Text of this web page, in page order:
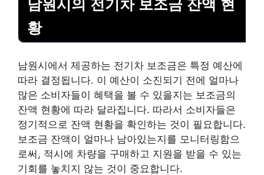
남원시의 전기차 보조금 잔액 현
황
남원시에서 제공하는 전기차 보조금은 특정 예산에
따라 결정됩니다. 이 예산이 소진되기 전에 얼마나
많은 소비자들이 혜택을 볼 수 있을지는 보조금의
잔액 현황에 따라 달라집니다. 따라서 소비자들은
정기적으로 잔액 현황을 확인하는 것이 필요합니다.
보조금 잔액이 얼마나 남아있는지를 모니터링함으
로써, 적시에 차량을 구매하고 지원을 받을 수 있는
기회를 놓치지 않는 것이 중요합니다.